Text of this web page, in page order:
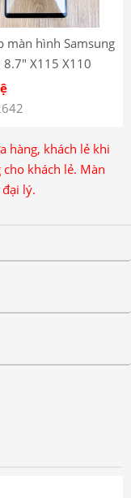
màn hình Samsung
8.7″ X115 X110
hàng, khách lẻ khi
khách lẻ. Màn
lý.